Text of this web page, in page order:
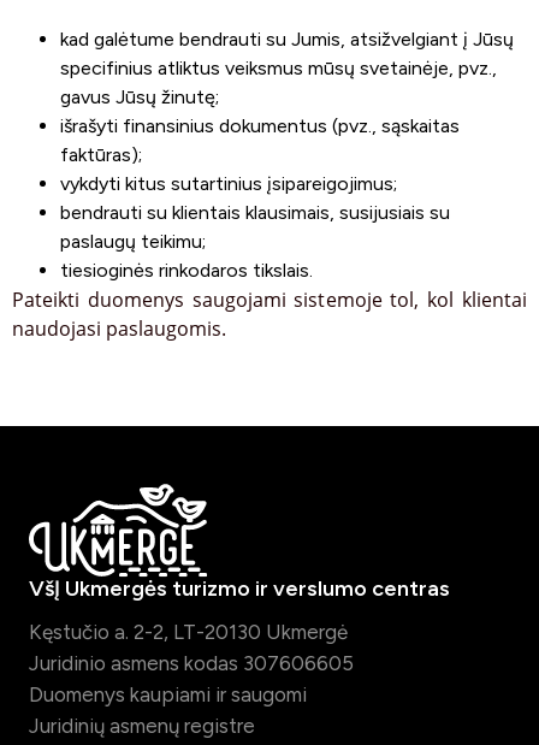
kad galėtume bendrauti su Jumis, atsižvelgiant į Jūsų
specifinius atliktus veiksmus mūsų svetainėje, pvz.,
gavus Jūsų žinutę;
išrašyti finansinius dokumentus (pvz., sąskaitas
faktūras);
vykdyti kitus sutartinius įsipareigojimus;
bendrauti su klientais klausimais, susijusiais su
paslaugų teikimu;
tiesioginės rinkodaros tikslais.
Pateikti duomenys saugojami sistemoje tol, kol klientai
naudojasi paslaugomis.
VšĮ Ukmergės turizmo ir verslumo centras
Kęstučio a. 2-2, LT-20130 Ukmergė
Juridinio asmens kodas 307606605
Duomenys kaupiami ir saugomi
Juridinių asmenų registre